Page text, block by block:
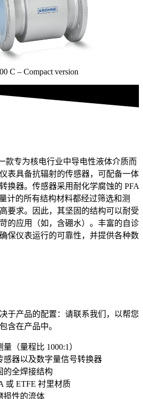
C – Compact version
款专为核电行业中导电性液体介质而
表具备抗辐射的传感器，可配备一体
换器。传感器采用耐化学腐蚀的 PFA
计的所有结构材料都经过筛选和测
要求。因此，其坚固的结构可以耐受
的应用（如，含硼水）。丰富的自诊
保仪表运行的可靠性，并提供各种数
于产品的配置：请联系我们，以帮您
含在产品中。
（量程比 1000:1）
感器以及数字量信号转换器
的全焊接结构
或 ETFE 衬里材质
损性的流体